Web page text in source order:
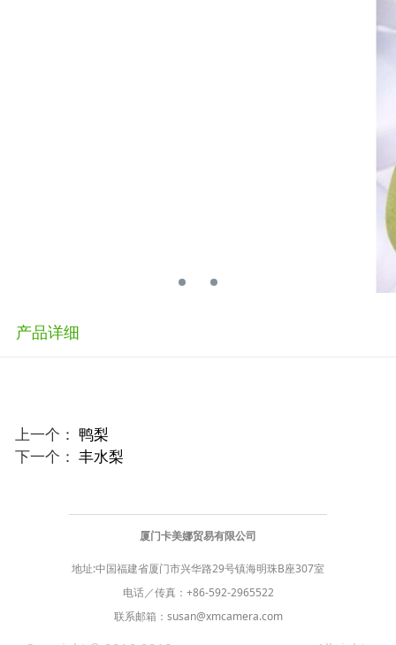
产品详细
上一个： 鸭梨
下一个： 丰水梨
厦门卡美娜贸易有限公司
地址:中国福建省厦门市兴华路29号镇海明珠B座307室
电话／传真： +86-592-2965522
联系邮箱： susan@xmcamera.com